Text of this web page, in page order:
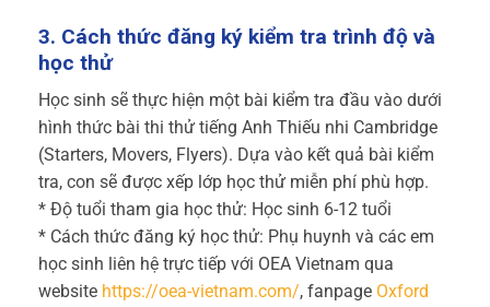
3. Cách thức đăng ký kiểm tra trình độ và
học thử
Học sinh sẽ thực hiện một bài kiểm tra đầu vào dưới
hình thức bài thi thử tiếng Anh Thiếu nhi Cambridge
(Starters, Movers, Flyers). Dựa vào kết quả bài kiểm
tra, con sẽ được xếp lớp học thử miễn phí phù hợp.
* Độ tuổi tham gia học thử: Học sinh 6-12 tuổi
* Cách thức đăng ký học thử: Phụ huynh và các em
học sinh liên hệ trực tiếp với OEA Vietnam qua
website https://oea-vietnam.com/, fanpage Oxford